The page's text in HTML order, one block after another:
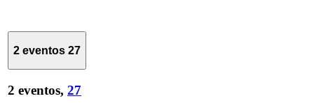
2 eventos 27
2 eventos, 27